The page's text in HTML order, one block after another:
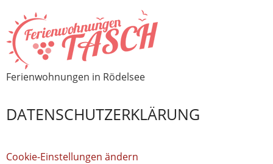
Ferienwohnungen in Rödelsee
DATENSCHUTZ­ERKLÄRUNG
Cookie-Einstellungen ändern